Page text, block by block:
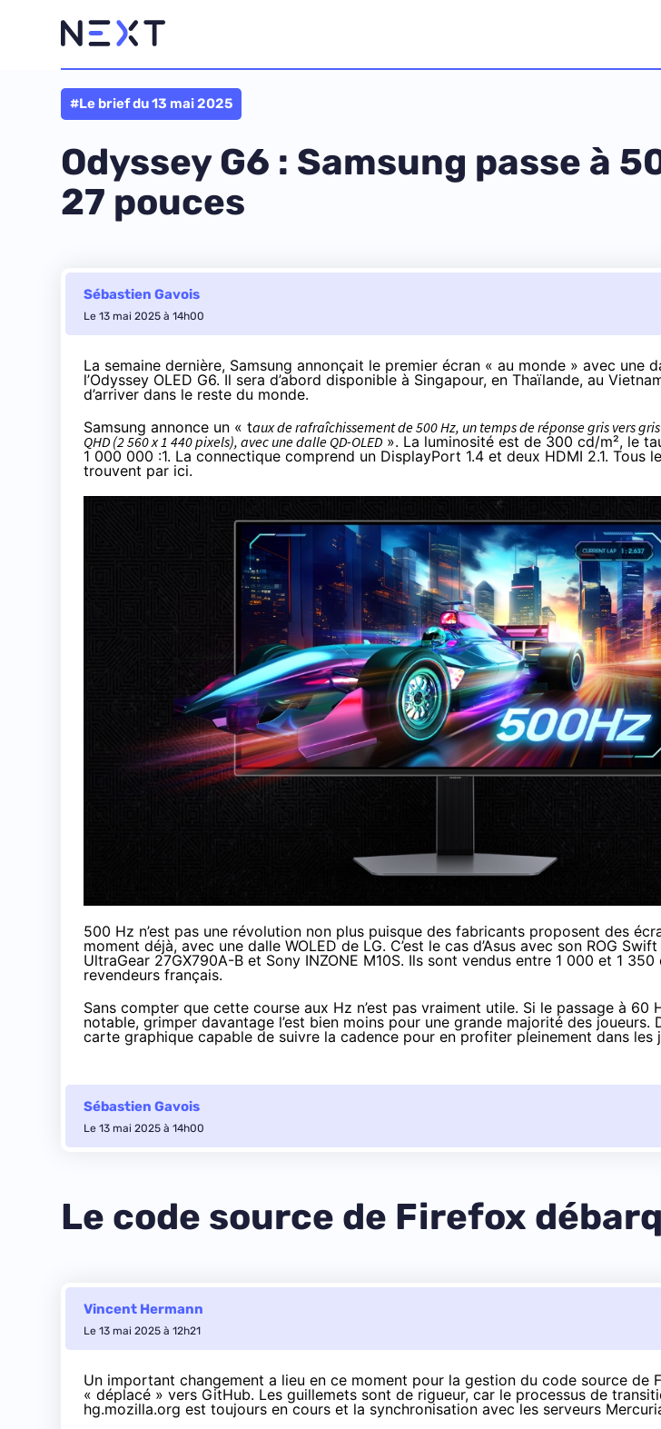
#Le brief du 13 mai 2025
Odyssey G6 : Samsung passe à
27 pouces
Sébastien Gavois
Le 13 mai 2025 à 14h00
La semaine dernière, Samsung annonçait le premier écran « au monde » avec une
l’Odyssey OLED G6. Il sera d’abord disponible à Singapour, en Thaïlande, au
d’arriver dans le reste du monde.
Samsung annonce un « taux de rafraîchissement de 500 Hz, un temps de réponse gris vers
QHD (2 560 x 1 440 pixels), avec une dalle QD-OLED ». La luminosité est de 300 cd/m², le
1 000 000 :1. La connectique comprend un DisplayPort 1.4 et deux HDMI 2.1. Tous
trouvent par ici.
500 Hz n’est pas une révolution non plus puisque des fabricants proposent des
moment déjà, avec une dalle WOLED de LG. C’est le cas d’Asus avec son ROG Swift
UltraGear 27GX790A-B et Sony INZONE M10S. Ils sont vendus entre 1 000 et 1
revendeurs français.
Sans compter que cette course aux Hz n’est pas vraiment utile. Si le passage à 60
notable, grimper davantage l’est bien moins pour une grande majorité des joueurs.
carte graphique capable de suivre la cadence pour en profiter pleinement dans les
Sébastien Gavois
Le 13 mai 2025 à 14h00
Le code source de Firefox
Vincent Hermann
Le 13 mai 2025 à 12h21
Un important changement a lieu en ce moment pour la gestion du code source de
« déplacé » vers GitHub. Les guillemets sont de rigueur, car le processus de
hg.mozilla.org est toujours en cours et la synchronisation avec les serveurs